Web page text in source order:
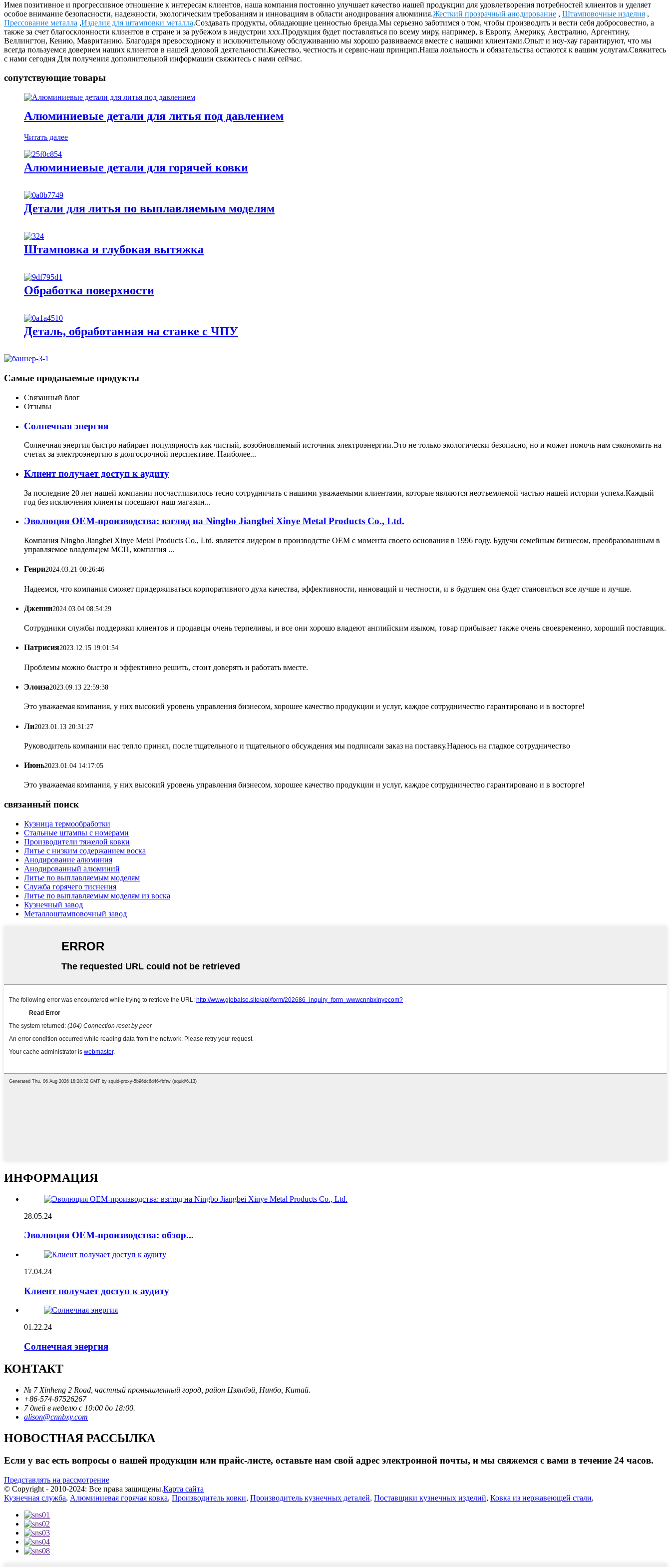
Имея позитивное и прогрессивное отношение к интересам клиентов, наша компания постоянно улучшает качество нашей продукции для удовлетворения потребностей клиентов и уделяет
особое внимание безопасности, надежности, экологическим требованиям и инновациям в области анодирования алюминия.Жесткий прозрачный анодирование , Штамповочные изделия ,
Прессование металла ,Изделия для штамповки металла.Создавать продукты, обладающие ценностью бренда.Мы серьезно заботимся о том, чтобы производить и вести себя добросовестно, а
также за счет благосклонности клиентов в стране и за рубежом в индустрии ххх.Продукция будет поставляться по всему миру, например, в Европу, Америку, Австралию, Аргентину,
Веллингтон, Кению, Мавританию. Благодаря превосходному и исключительному обслуживанию мы хорошо развиваемся вместе с нашими клиентами.Опыт и ноу-хау гарантируют, что мы
всегда пользуемся доверием наших клиентов в нашей деловой деятельности.Качество, честность и сервис-наш принцип.Наша лояльность и обязательства остаются к вашим услугам.Свяжитесь
с нами сегодня Для получения дополнительной информации свяжитесь с нами сейчас.
сопутствующие товары
Алюминиевые детали для литья под давлением
Читать далее
Алюминиевые детали для горячей ковки
Детали для литья по выплавляемым моделям
Штамповка и глубокая вытяжка
Обработка поверхности
Деталь, обработанная на станке с ЧПУ
Самые продаваемые продукты
Связанный блог
Отзывы
Солнечная энергия
Солнечная энергия быстро набирает популярность как чистый, возобновляемый источник электроэнергии.Это не только экологически безопасно, но и может помочь нам сэкономить на
счетах за электроэнергию в долгосрочной перспективе. Наиболее...
Клиент получает доступ к аудиту
За последние 20 лет нашей компании посчастливилось тесно сотрудничать с нашими уважаемыми клиентами, которые являются неотъемлемой частью нашей истории успеха.Каждый
год без исключения клиенты посещают наш магазин...
Эволюция OEM-производства: взгляд на Ningbo Jiangbei Xinye Metal Products Co., Ltd.
Компания Ningbo Jiangbei Xinye Metal Products Co., Ltd. является лидером в производстве OEM с момента своего основания в 1996 году. Будучи семейным бизнесом, преобразованным в
управляемое владельцем МСП, компания ...
Генри2024.03.21 00:26:46
Надеемся, что компания сможет придерживаться корпоративного духа качества, эффективности, инноваций и честности, и в будущем она будет становиться все лучше и лучше.
Дженни2024.03.04 08:54:29
Сотрудники службы поддержки клиентов и продавцы очень терпеливы, и все они хорошо владеют английским языком, товар прибывает также очень своевременно, хороший поставщик.
Патрисия2023.12.15 19:01:54
Проблемы можно быстро и эффективно решить, стоит доверять и работать вместе.
Элоиза2023.09.13 22:59:38
Это уважаемая компания, у них высокий уровень управления бизнесом, хорошее качество продукции и услуг, каждое сотрудничество гарантировано и в восторге!
Ли2023.01.13 20:31:27
Руководитель компании нас тепло принял, после тщательного и тщательного обсуждения мы подписали заказ на поставку.Надеюсь на гладкое сотрудничество
Июнь2023.01.04 14:17:05
Это уважаемая компания, у них высокий уровень управления бизнесом, хорошее качество продукции и услуг, каждое сотрудничество гарантировано и в восторге!
связанный поиск
Кузница термообработки
Стальные штампы с номерами
Производители тяжелой ковки
Литье с низким содержанием воска
Анодирование алюминия
Анодированный алюминий
Литье по выплавляемым моделям
Служба горячего тиснения
Литье по выплавляемым моделям из воска
Кузнечный завод
Металлоштамповочный завод
ИНФОРМАЦИЯ
28.05.24
Эволюция OEM-производства: обзор...
17.04.24
Клиент получает доступ к аудиту
01.22.24
Солнечная энергия
КОНТАКТ
№ 7 Xinheng 2 Road, частный промышленный город, район Цзянбэй, Нинбо, Китай.
+86-574-87526267
7 дней в неделю с 10:00 до 18:00.
alison@cnnbxy.com
НОВОСТНАЯ РАССЫЛКА
Если у вас есть вопросы о нашей продукции или прайс-листе, оставьте нам свой адрес электронной почты, и мы свяжемся с вами в течение 24 часов.
Представлять на рассмотрение
© Copyright - 2010-2024: Все права защищены.Карта сайта
Кузнечная служба, Алюминиевая горячая ковка, Производитель ковки, Производитель кузнечных деталей, Поставщики кузнечных изделий, Ковка из нержавеющей стали,